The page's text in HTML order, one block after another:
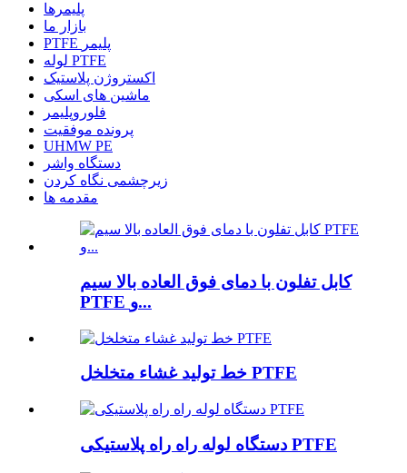
پلیمرها
بازار ما
PTFE پلیمر
لوله PTFE
اکستروژن پلاستیک
ماشین های اسکی
فلوروپلیمر
پرونده موفقیت
UHMW PE
دستگاه واشر
زیرچشمی نگاه کردن
مقدمه ها
کابل تفلون با دمای فوق العاده بالا سیم
PTFE و...
خط تولید غشاء متخلخل PTFE
دستگاه لوله راه راه پلاستیکی PTFE